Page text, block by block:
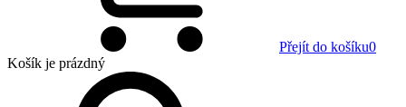
Přejít do košíku0
Košík je prázdný